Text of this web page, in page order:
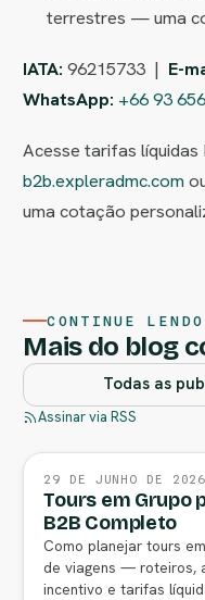
terrestres — uma
IATA: 96215733 | E-
WhatsApp: +66 93
Acesse tarifas líquidas
b2b.expleradmc.com
uma cotação
CONTINUE LENDO
Mais do blog
Todas as
Assinar via RSS
29 DE JUNHO DE
Tours em Grupo
B2B Completo
Como planejar tours
de viagens — roteiros,
incentivo e tarifas